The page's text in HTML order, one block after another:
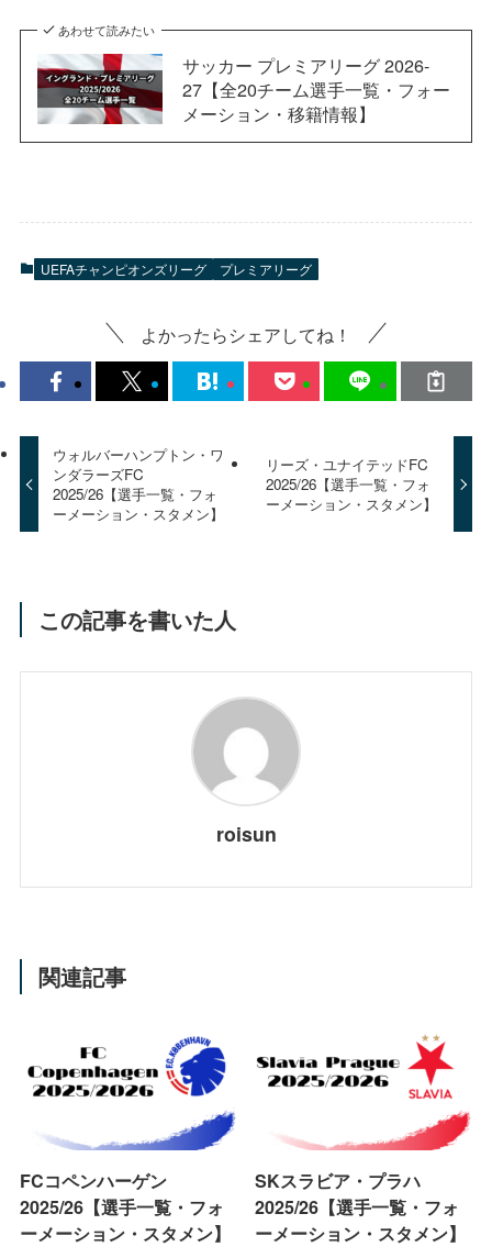
あわせて読みたい
サッカー プレミアリーグ 2026-
27【全20チーム選手一覧・フォー
メーション・移籍情報】
UEFAチャンピオンズリーグ プレミアリーグ
よかったらシェアしてね！
ウォルバーハンプトン・ワ
ンダラーズFC
2025/26【選手一覧・フォ
ーメーション・スタメン】
リーズ・ユナイテッドFC
2025/26【選手一覧・フォ
ーメーション・スタメン】
この記事を書いた人
roisun
関連記事
FCコペンハーゲン
2025/26【選手一覧・フォ
ーメーション・スタメン】
SKスラビア・プラハ
2025/26【選手一覧・フォ
ーメーション・スタメン】